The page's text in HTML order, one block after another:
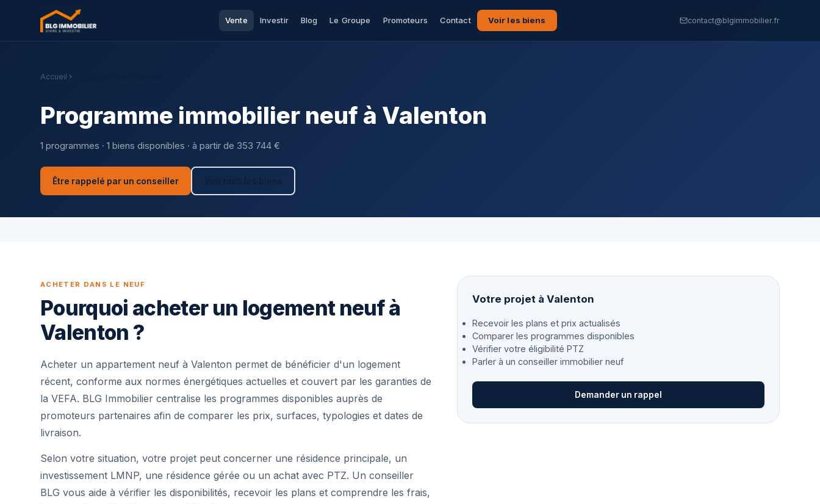
Vente Investir Blog Le Groupe Promoteurs Contact Voir les biens contact@blgimmobilier.fr
Accueil
Programme immobilier neuf à Valenton
1 programmes · 1 biens disponibles · à partir de 353 744 €
Être rappelé par un conseiller
ACHETER DANS LE NEUF
Pourquoi acheter un logement neuf à
Valenton ?
Acheter un appartement neuf à Valenton permet de bénéficier d'un logement
récent, conforme aux normes énergétiques actuelles et couvert par les garanties de
la VEFA. BLG Immobilier centralise les programmes disponibles auprès de
promoteurs partenaires afin de comparer les prix, surfaces, typologies et dates de
livraison.
Selon votre situation, votre projet peut concerner une résidence principale, un
investissement LMNP, une résidence gérée ou un achat avec PTZ. Un conseiller
BLG vous aide à vérifier les disponibilités, recevoir les plans et comprendre les frais,
Votre projet à Valenton
Recevoir les plans et prix actualisés
Comparer les programmes disponibles
Vérifier votre éligibilité PTZ
Parler à un conseiller immobilier neuf
Demander un rappel